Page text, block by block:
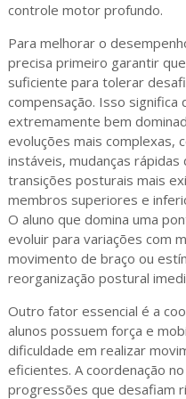
controle motor profundo.
Para melhorar o
precisa primeiro garantir
suficiente para tolerar
compensação. Isso significa
extremamente bem
evoluções mais complexas,
instáveis, mudanças
transições posturais mais
membros superiores e
O aluno que domina uma
evoluir para variações com
movimento de braço ou
reorganização postural
Outro fator essencial é a
alunos possuem força e
dificuldade em realizar
eficientes. A coordenação
progressões que desafiam